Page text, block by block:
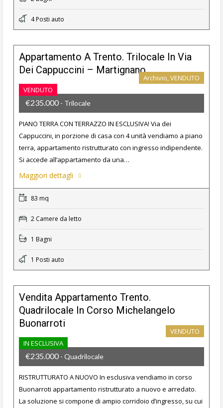
4 Posti auto
Appartamento A Trento. Trilocale In Via
Dei Cappuccini – Martignano
VENDUTO
Archivio, VENDUTO
€235.000 - Trilocale
PIANO TERRA CON TERRAZZO IN ESCLUSIVA! Via dei
Cappuccini, in porzione di casa con 4 unità vendiamo a piano
terra, appartamento ristrutturato con ingresso indipendente.
Si accede all’appartamento da una…
Maggiori dettagli
83 mq
2 Camere da letto
1 Bagni
1 Posti auto
Vendita Appartamento Trento.
Quadrilocale In Corso Michelangelo
Buonarroti
IN ESCLUSIVA
VENDUTO
€235.000 - Quadrilocale
RISTRUTTURATO A NUOVO In esclusiva vendiamo in corso
Buonarroti appartamento ristrutturato a nuovo e arredato.
La soluzione si compone di ampio corridoio d’ingresso, su cui